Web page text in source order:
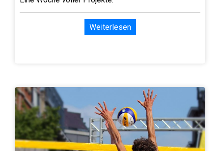
Weiterlesen